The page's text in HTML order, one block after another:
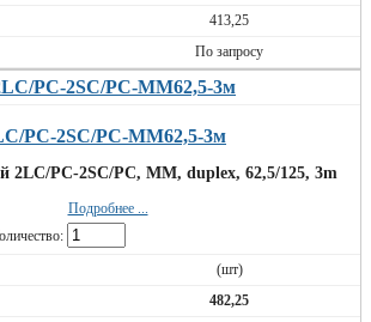
413,25
По запросу
PC-2SC/PC-MM62,5-3м
2LC/PC-2SC/PC, MM, duplex, 62,5/125, 3m
Подробнее ...
(шт)
482,25